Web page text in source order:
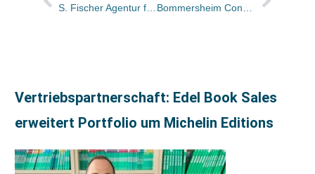
S. Fischer Agentur für Film- und Fernsehen: Regine Eckel wird neue Geschäftsführerin
Vertriebspartnerschaft: Edel Book Sales
erweitert Portfolio um Michelin Editions